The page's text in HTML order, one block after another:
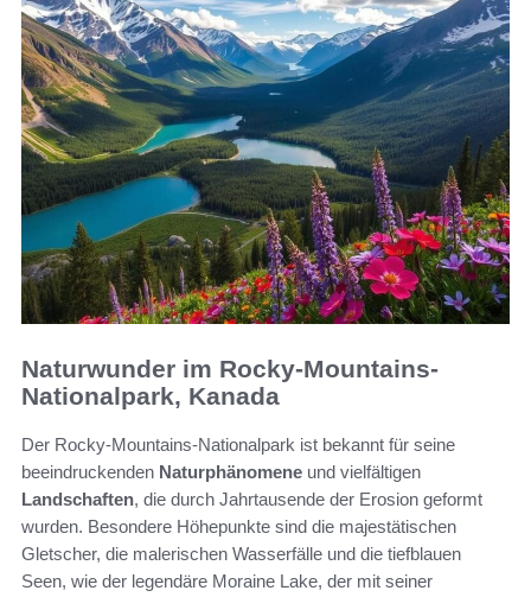
Naturwunder im Rocky-Mountains-
Nationalpark, Kanada
Der Rocky-Mountains-Nationalpark ist bekannt für seine
beeindruckenden Naturphänomene und vielfältigen
Landschaften, die durch Jahrtausende der Erosion geformt
wurden. Besondere Höhepunkte sind die majestätischen
Gletscher, die malerischen Wasserfälle und die tiefblauen
Seen, wie der legendäre Moraine Lake, der mit seiner